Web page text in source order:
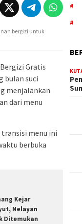
bergizi untuk
Gratis
bulan suci
menjalankan
dari menu
transisi menu ini
berbuka
Kejar
Nelayan
Ditemukan